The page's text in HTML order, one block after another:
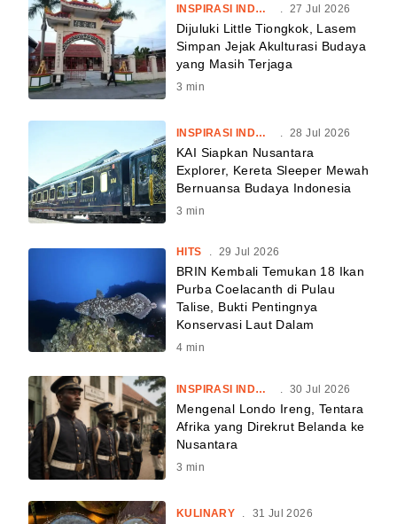
INSPIRASI INDONESIA . 27 Jul 2026
Dijuluki Little Tiongkok, Lasem
Simpan Jejak Akulturasi Budaya
yang Masih Terjaga
3 min
INSPIRASI INDONESIA . 28 Jul 2026
KAI Siapkan Nusantara
Explorer, Kereta Sleeper Mewah
Bernuansa Budaya Indonesia
3 min
HITS . 29 Jul 2026
BRIN Kembali Temukan 18 Ikan
Purba Coelacanth di Pulau
Talise, Bukti Pentingnya
Konservasi Laut Dalam
4 min
INSPIRASI INDONESIA 30 Jul 2026
Mengenal Londo Ireng, Tentara
Afrika yang Direkrut Belanda ke
Nusantara
3 min
KULINARY 31 Jul 2026